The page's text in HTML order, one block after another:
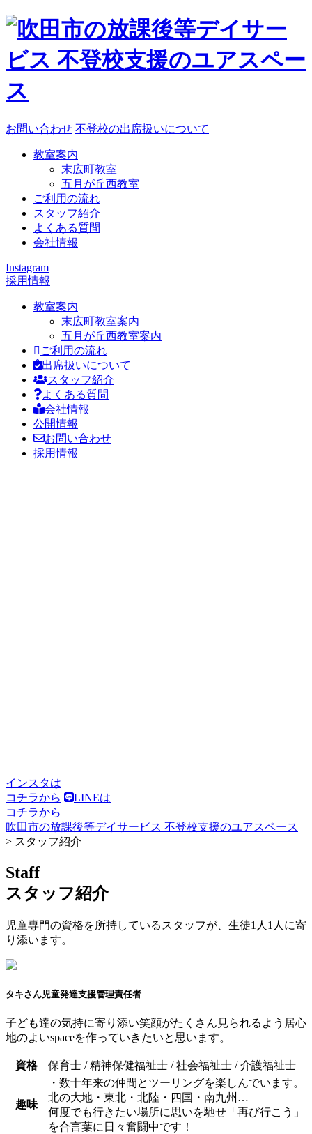
お問い合わせ 不登校の出席扱いについて
教室案内
末広町教室
五月が丘西教室
ご利用の流れ
スタッフ紹介
よくある質問
会社情報
Instagram
採用情報
教室案内
末広町教室案内
五月が丘西教室案内
ご利用の流れ
出席扱いについて
スタッフ紹介
よくある質問
会社情報
公開情報
お問い合わせ
採用情報
インスタは
コチラから
LINEは
コチラから
吹田市の放課後等デイサービス 不登校支援のユアスペース
> スタッフ紹介
Staff
スタッフ紹介
児童専門の資格を所持しているスタッフが、生徒1人1人に寄
り添います。
タキさん児童発達支援管理責任者
子ども達の気持に寄り添い笑顔がたくさん見られるよう居心
地のよいspaceを作っていきたいと思います。
資格 保育士 / 精神保健福祉士 / 社会福祉士 / 介護福祉士
趣味
・数十年来の仲間とツーリングを楽しんでいます。
北の大地・東北・北陸・四国・南九州…
何度でも行きたい場所に思いを馳せ「再び行こう」
を合言葉に日々奮闘中です！